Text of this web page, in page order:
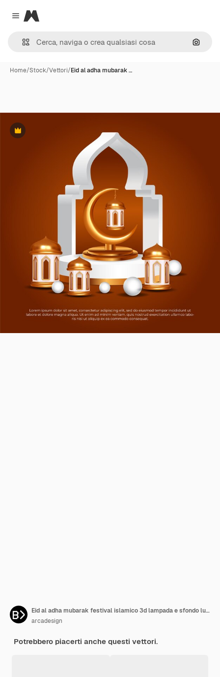
Close menu
Magnific
Cerca
Home/Stock/Vettori/Eid al adha mubarak …
Premium
Eid al adha mubarak festival islamico 3d lampada e sfondo lunare
arcadesign
Potrebbero piacerti anche questi vettori.